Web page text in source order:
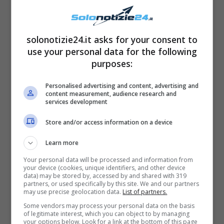
commentare la sua sempre presente
La vita privata di Ludovica Meral
Frasca
solonotizie24.it asks for your consent to
use your personal data for the following
purposes:
Personalised advertising and content, advertising and
content measurement, audience research and
services development
Store and/or access information on a device
Learn more
Your personal data will be processed and information from
your device (cookies, unique identifiers, and other device
data) may be stored by, accessed by and shared with 319
partners, or used specifically by this site. We and our partners
may use precise geolocation data. List of partners.
Some vendors may process your personal data on the basis
of legitimate interest, which you can object to by managing
your options below. Look for a link at the bottom of this page